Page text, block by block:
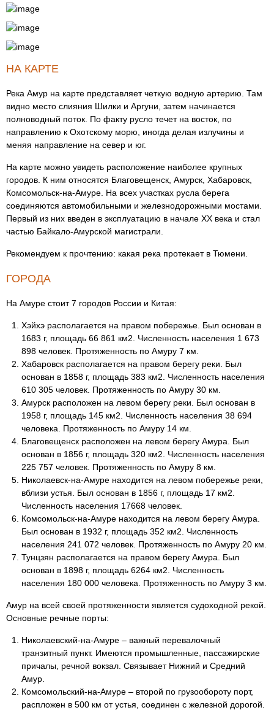
НА КАРТЕ
Река Амур на карте представляет четкую водную артерию. Там
видно место слияния Шилки и Аргуни, затем начинается
полноводный поток. По факту русло течет на восток, по
направлению к Охотскому морю, иногда делая излучины и
меняя направление на север и юг.
На карте можно увидеть расположение наиболее крупных
городов. К ним относятся Благовещенск, Амурск, Хабаровск,
Комсомольск-на-Амуре. На всех участках русла берега
соединяются автомобильными и железнодорожными мостами.
Первый из них введен в эксплуатацию в начале XX века и стал
частью Байкало-Амурской магистрали.
Рекомендуем к прочтению: какая река протекает в Тюмени.
ГОРОДА
На Амуре стоит 7 городов России и Китая:
Хэйхэ располагается на правом побережье. Был основан в
1683 г, площадь 66 861 км2. Численность населения 1 673
898 человек. Протяженность по Амуру 7 км.
Хабаровск располагается на правом берегу реки. Был
основан в 1858 г, площадь 383 км2. Численность населения
610 305 человек. Протяженность по Амуру 30 км.
Амурск расположен на левом берегу реки. Был основан в
1958 г, площадь 145 км2. Численность населения 38 694
человека. Протяженность по Амуру 14 км.
Благовещенск расположен на левом берегу Амура. Был
основан в 1856 г, площадь 320 км2. Численность населения
225 757 человек. Протяженность по Амуру 8 км.
Николаевск-на-Амуре находится на левом побережье реки,
вблизи устья. Был основан в 1856 г, площадь 17 км2.
Численность населения 17668 человек.
Комсомольск-на-Амуре находится на левом берегу Амура.
Был основан в 1932 г, площадь 352 км2. Численность
населения 241 072 человек. Протяженность по Амуру 20 км.
Тунцзян располагается на правом берегу Амура. Был
основан в 1898 г, площадь 6264 км2. Численность
населения 180 000 человека. Протяженность по Амуру 3 км.
Амур на всей своей протяженности является судоходной рекой.
Основные речные порты:
Николаевский-на-Амуре – важный перевалочный
транзитный пункт. Имеются промышленные, пассажирские
причалы, речной вокзал. Связывает Нижний и Средний
Амур.
Комсомольский-на-Амуре – второй по грузообороту порт,
распложен в 500 км от устья, соединен с железной дорогой.